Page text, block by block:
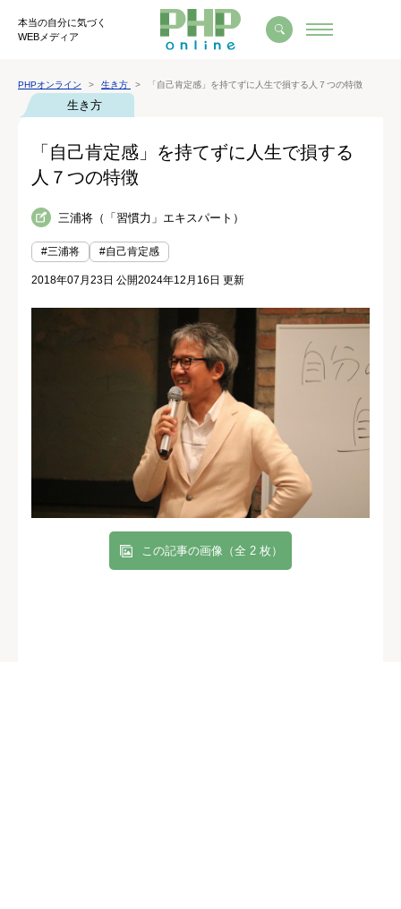
本当の自分に気づく
WEBメディア
PHPオンライン 生き方 「自己肯定感」を持てずに人生で損する人７つの特徴
生き方
「自己肯定感」を持てずに人生で損する
人７つの特徴
三浦将（「習慣力」エキスパート）
#三浦将 #自己肯定感
2018年07月23日 公開2024年12月16日 更新
この記事の画像（全 2 枚）